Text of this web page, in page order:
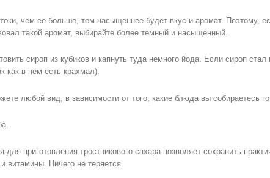
чем ее больше, тем насыщеннее будет вкус и аромат. Поэтому,
такой аромат, выбирайте более темный и насыщенный.
сироп из кубиков и капнуть туда немного йода. Если сироп
как в нем есть крахмал).
любой вид, в зависимости от того, какие блюда вы собираетесь
для приготовления тростникового сахара позволяет сохранить
витамины. Ничего не теряется.